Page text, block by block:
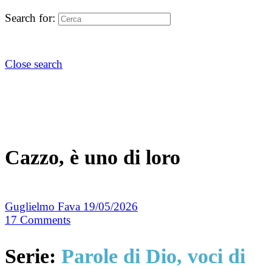
Search for:
Close search
Cazzo, è uno di loro
Guglielmo Fava 19/05/2026
17 Comments
Serie: Parole di Dio, voci di